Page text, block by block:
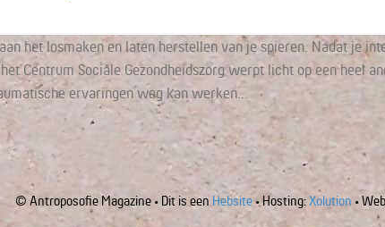
het losmaken en laten herstellen van je spieren. Nadat je
Centrum Sociale Gezondheidszorg werpt licht op een heel
ervaringen weg kan werken…
© Antroposofie Magazine • Dit is een Hebsite• Hosting:Xolution •